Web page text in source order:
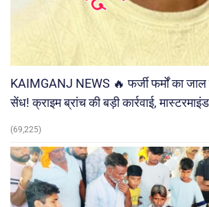
KAIMGANJ NEWS 🔥 फर्जी फर्मों का जाल
सेंध! क्राइम ब्रांच की बड़ी कार्रवाई,
(69,225)